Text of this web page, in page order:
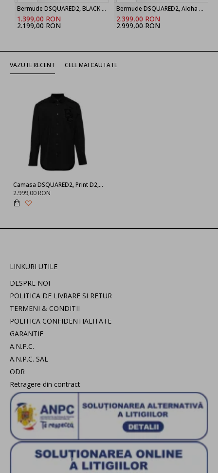
Bermude DSQUARED2, BLACK ‘Marine’ denim shorts
1.399,00 RON
2.199,00 RON
Bermude DSQUARED2, Aloha Souvenir Boxer Shorts
2.399,00 RON
2.999,00 RON
VAZUTE RECENT CELE MAI CAUTATE
Camasa DSQUARED2, Print D2, S74DM0810S36275900
2.999,00 RON
LINKURI UTILE
DESPRE NOI
POLITICA DE LIVRARE SI RETUR
TERMENI & CONDITII
POLITICA CONFIDENTIALITATE
GARANTIE
A.N.P.C.
A.N.P.C. SAL
ODR
Retragere din contract